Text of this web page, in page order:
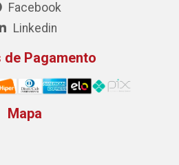
Facebook
Linkedin
de Pagamento
Mapa